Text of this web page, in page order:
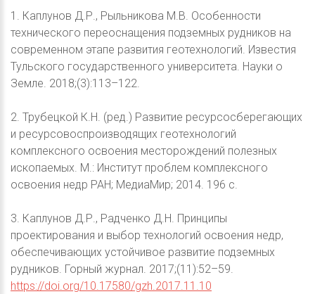
1. Каплунов Д.Р., Рыльникова М.В. Особенности
технического переоснащения подземных рудников на
современном этапе развития геотехнологий. Известия
Тульского государственного университета. Науки о
Земле. 2018;(3):113–122.
2. Трубецкой К.Н. (ред.) Развитие ресурсосберегающих
и ресурсовоспроизводящих геотехнологий
комплексного освоения месторождений полезных
ископаемых. М.: Институт проблем комплексного
освоения недр РАН; МедиаМир; 2014. 196 с.
3. Каплунов Д.Р., Радченко Д.Н. Принципы
проектирования и выбор технологий освоения недр,
обеспечивающих устойчивое развитие подземных
рудников. Горный журнал. 2017;(11):52–59.
https://doi.org/10.17580/gzh.2017.11.10